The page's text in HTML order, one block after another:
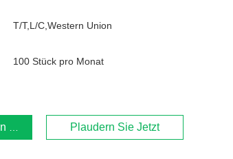
T/T,L/C,Western Union
100 Stück pro Monat
Preis Plaudern Sie Jetzt